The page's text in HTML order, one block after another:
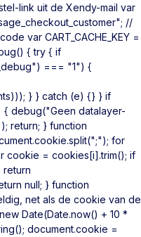
link uit de Xendy-mail var
//
var CART_CACHE_KEY =
{ try { if
=== "1") {
} } catch (e) {} } if
{ debug("Geen datalayer-
return; } function
for
cookie = cookies[i].trim(); if
null; } function
net als de cookie van de
Date(Date.now() + 10 *
document.cookie =